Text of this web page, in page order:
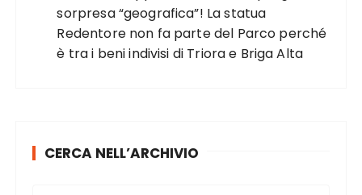
sorpresa “geografica”! La statua
Redentore non fa parte del Parco perché
è tra i beni indivisi di Triora e Briga Alta
CERCA NELL’ARCHIVIO